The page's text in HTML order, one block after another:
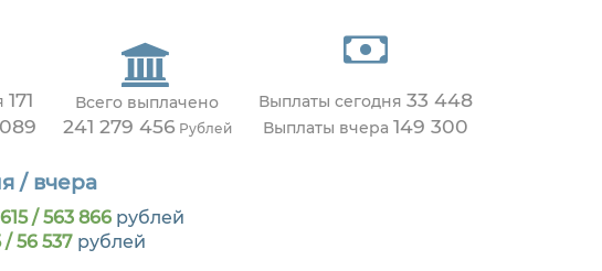
171 Всего выплачено
241 279 456 Рублей
Выплаты сегодня 33 448
Выплаты вчера 149 300
/ вчера
/ 563 866рублей
/ 56 537 рублей